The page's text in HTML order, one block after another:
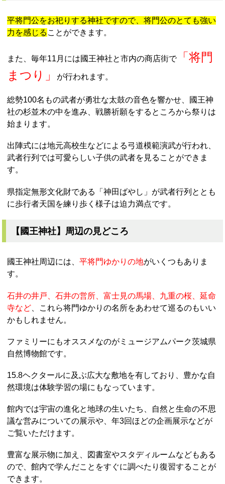
平将門公をお祀りする神社ですので、将門公のとても強い
力を感じる ことができます。
また、毎年11月には國王神社と市内の商店街で「将門
まつり」
が行われます。
総勢100名もの武者が勇壮な太鼓の音色を響かせ、國王神
社の杉並木の中を進み、戦勝祈願をするところから祭りは
始まります。
出陣式には地元高校生などによる弓道模範演武が行われ、
武者行列では可愛らしい子供の武者を見ることができま
す。
県指定無形文化財である「神田ばやし」が武者行列ととも
に歩行者天国を練り歩く様子は迫力満点です。
【國王神社】周辺の見どころ
國王神社周辺には、平将門ゆかりの地がいくつもありま
す。
石井の井戸、石井の営所、富士見の馬場、九重の桜、延命
寺など 、これら将門ゆかりの名所をあわせて巡るのもいい
かもしれません。
ファミリーにもオススメなのがミュージアムパーク茨城県
自然博物館です。
15.8ヘクタールに及ぶ広大な敷地を有しており、豊かな自
然環境は体験学習の場にもなっています。
館内では宇宙の進化と地球の生いたち、自然と生命の不思
議な営みについての展示や、年3回ほどの企画展示などが
ご覧いただけます。
豊富な展示物に加え、図書室やスタディルームなどもある
ので、館内で学んだことをすぐに調べたり復習することが
できます。